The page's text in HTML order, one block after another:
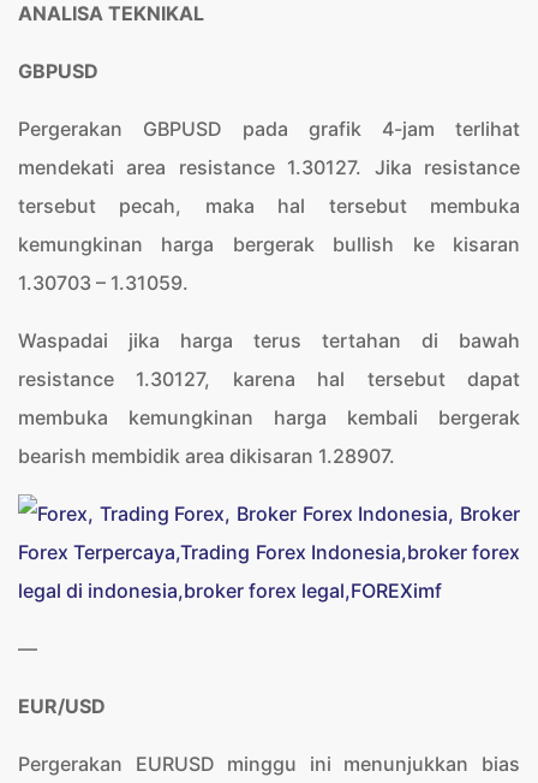
ANALISA TEKNIKAL
GBPUSD
Pergerakan GBPUSD pada grafik 4-jam terlihat
mendekati area resistance 1.30127. Jika resistance
tersebut pecah, maka hal tersebut membuka
kemungkinan harga bergerak bullish ke kisaran
1.30703 – 1.31059.
Waspadai jika harga terus tertahan di bawah
resistance 1.30127, karena hal tersebut dapat
membuka kemungkinan harga kembali bergerak
bearish membidik area dikisaran 1.28907.
—
EUR/USD
Pergerakan EURUSD minggu ini menunjukkan bias